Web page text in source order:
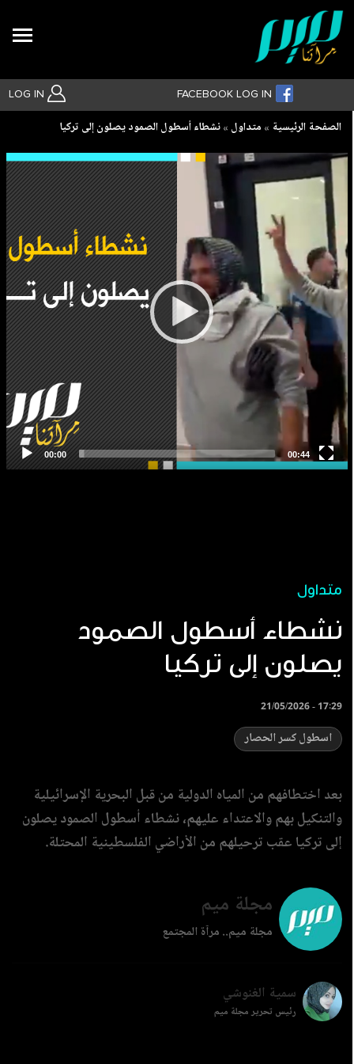
LOG IN FACEBOOK LOG IN
بحث متقدم
Breadcrumb
الصفحة الرئيسية متداول نشطاء أسطول الصمود يصلون إلى تركيا
متداول
نشطاء أسطول الصمود
يصلون إلى تركيا
21/05/2026 - 17:29
اسطول كسر الحصار
بعد اختطافهم من المياه الدولية من قبل البحرية الإسرائيلية
والتنكيل بهم والاعتداء عليهم، نشطاء أسطول الصمود يصلون
إلى تركيا عقب ترحيلهم من الأراضي الفلسطينية المحتلة.
مجلة ميم
مجلة ميم.. مرآة المجتمع
سمية الغنوشي
رئيس تحرير مجلة ميم